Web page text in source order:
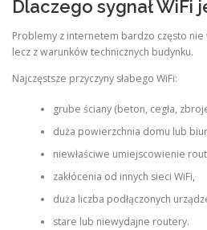
Dlaczego sygnał WiFi
Problemy z internetem bardzo często nie
lecz z warunków technicznych budynku.
Najczęstsze przyczyny słabego WiFi:
grube ściany (beton, cegła,
duża powierzchnia domu lub
niewłaściwe umiejscowienie
zakłócenia od innych sieci WiFi,
duża liczba podłączonych
stare lub niewydajne routery.